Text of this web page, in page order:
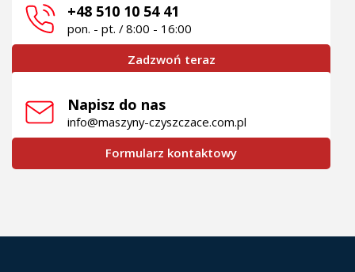
+48 510 10 54 41
pon. - pt. / 8:00 - 16:00
Zadzwoń teraz
Napisz do nas
info@maszyny-czyszczace.com.pl
Formularz kontaktowy